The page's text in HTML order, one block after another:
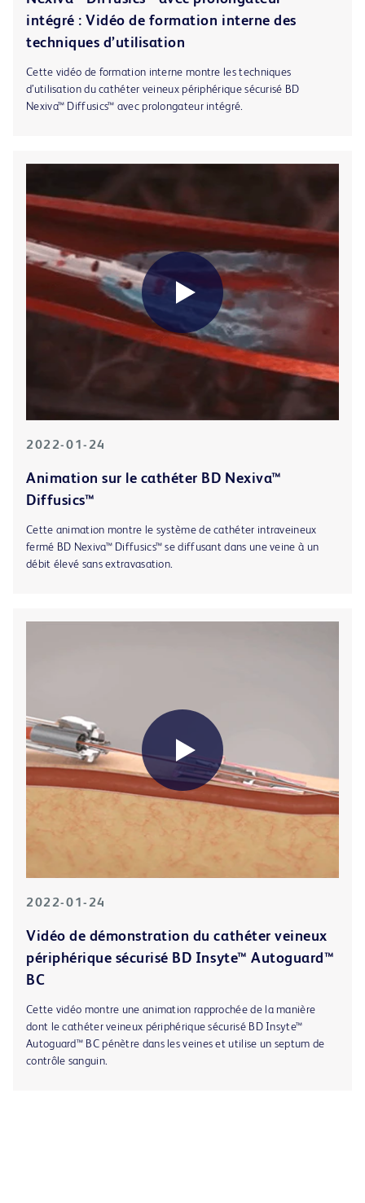
intégré : Vidéo de formation interne des
techniques d’utilisation
Cette vidéo de formation interne montre les techniques
d’utilisation du cathéter veineux périphérique sécurisé BD
Nexiva™ Diffusics™ avec prolongateur intégré.
2022-01-24
Animation sur le cathéter BD Nexiva™
Diffusics™
Cette animation montre le système de cathéter intraveineux
fermé BD Nexiva™ Diffusics™ se diffusant dans une veine à un
débit élevé sans extravasation.
2022-01-24
Vidéo de démonstration du cathéter veineux
périphérique sécurisé BD Insyte™ Autoguard™
BC
Cette vidéo montre une animation rapprochée de la manière
dont le cathéter veineux périphérique sécurisé BD Insyte™
Autoguard™ BC pénètre dans les veines et utilise un septum de
contrôle sanguin.